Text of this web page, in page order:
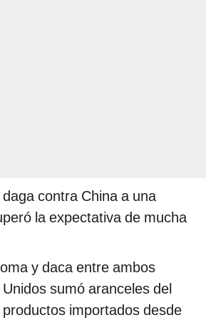
contra China a una
la expectativa de mucha
y daca entre ambos
sumó aranceles del
importados desde